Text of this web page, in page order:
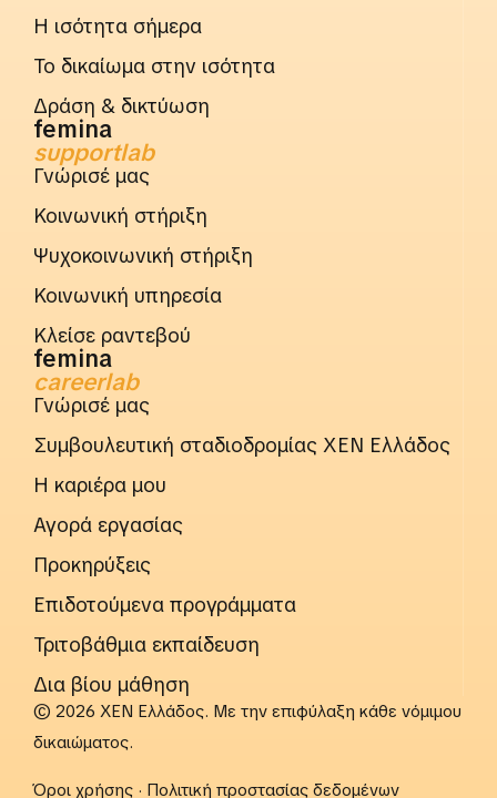
Η ισότητα σήμερα
Το δικαίωμα στην ισότητα
Δράση & δικτύωση
femina
supportlab
Γνώρισέ μας
Κοινωνική στήριξη
Ψυχοκοινωνική στήριξη
Κοινωνική υπηρεσία
Κλείσε ραντεβού
femina
careerlab
Γνώρισέ μας
Συμβουλευτική σταδιοδρομίας ΧΕΝ Ελλάδος
Η καριέρα μου
Αγορά εργασίας
Προκηρύξεις
Επιδοτούμενα προγράμματα
Τριτοβάθμια εκπαίδευση
Δια βίου μάθηση
© 2026 ΧΕΝ Ελλάδος. Με την επιφύλαξη κάθε νόμιμου
δικαιώματος.
Όροι χρήσης · Πολιτική προστασίας δεδομένων